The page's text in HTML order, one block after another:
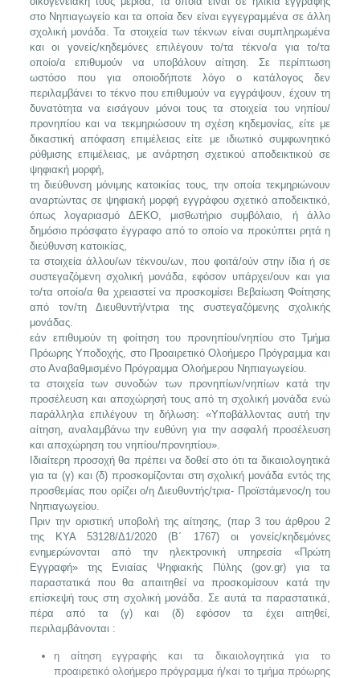
στο Νηπιαγωγείο και τα οποία δεν είναι εγγεγραμμένα σε άλλη
σχολική μονάδα. Τα στοιχεία των τέκνων είναι συμπληρωμένα
και οι γονείς/κηδεμόνες επιλέγουν το/τα τέκνο/α για το/τα
οποίο/α επιθυμούν να υποβάλουν αίτηση. Σε περίπτωση
ωστόσο που για οποιοδήποτε λόγο ο κατάλογος δεν
περιλαμβάνει το τέκνο που επιθυμούν να εγγράψουν, έχουν τη
δυνατότητα να εισάγουν μόνοι τους τα στοιχεία του νηπίου/
προνηπίου και να τεκμηριώσουν τη σχέση κηδεμονίας, είτε με
δικαστική απόφαση επιμέλειας είτε με ιδιωτικό συμφωνητικό
ρύθμισης επιμέλειας, με ανάρτηση σχετικού αποδεικτικού σε
ψηφιακή μορφή,
τη διεύθυνση μόνιμης κατοικίας τους, την οποία τεκμηριώνουν
αναρτώντας σε ψηφιακή μορφή εγγράφου σχετικό αποδεικτικό,
όπως λογαριασμό ΔΕΚΟ, μισθωτήριο συμβόλαιο, ή άλλο
δημόσιο πρόσφατο έγγραφο από το οποίο να προκύπτει ρητά η
διεύθυνση κατοικίας,
τα στοιχεία άλλου/ων τέκνου/ων, που φοιτά/ούν στην ίδια ή σε
συστεγαζόμενη σχολική μονάδα, εφόσον υπάρχει/ουν και για
το/τα οποίο/α θα χρειαστεί να προσκομίσει Βεβαίωση Φοίτησης
από τον/τη Διευθυντή/ντρια της συστεγαζόμενης σχολικής
μονάδας.
εάν επιθυμούν τη φοίτηση του προνηπίου/νηπίου στο Τμήμα
Πρόωρης Υποδοχής, στο Προαιρετικό Ολοήμερο Πρόγραμμα και
στο Αναβαθμισμένο Πρόγραμμα Ολοήμερου Νηπιαγωγείου.
τα στοιχεία των συνοδών των προνηπίων/νηπίων κατά την
προσέλευση και αποχώρησή τους από τη σχολική μονάδα ενώ
παράλληλα επιλέγουν τη δήλωση: «Υποβάλλοντας αυτή την
αίτηση, αναλαμβάνω την ευθύνη για την ασφαλή προσέλευση
και αποχώρηση του νηπίου/προνηπίου».
Ιδιαίτερη προσοχή θα πρέπει να δοθεί στο ότι τα δικαιολογητικά
για τα (γ) και (δ) προσκομίζονται στη σχολική μονάδα εντός της
προσθεμίας που ορίζει ο/η Διευθυντής/τρια- Προϊστάμενος/η του
Νηπιαγωγείου.
Πριν την οριστική υποβολή της αίτησης, (παρ 3 του άρθρου 2
της ΚΥΑ 53128/Δ1/2020 (Β΄ 1767) οι γονείς/κηδεμόνες
ενημερώνονται από την ηλεκτρονική υπηρεσία «Πρώτη
Εγγραφή» της Ενιαίας Ψηφιακής Πύλης (gov.gr) για τα
παραστατικά που θα απαιτηθεί να προσκομίσουν κατά την
επίσκεψή τους στη σχολική μονάδα. Σε αυτά τα παραστατικά,
πέρα από τα (γ) και (δ) εφόσον τα έχει αιτηθεί,
περιλαμβάνονται :
η αίτηση εγγραφής και τα δικαιολογητικά για το
προαιρετικό ολοήμερο πρόγραμμα ή/και το τμήμα πρόωρης